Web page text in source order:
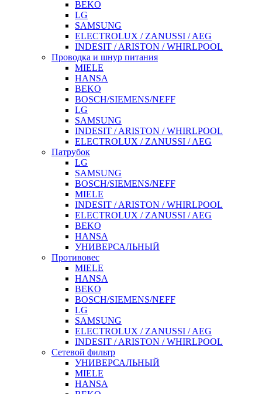
BEKO
LG
SAMSUNG
ELECTROLUX / ZANUSSI / AEG
INDESIT / ARISTON / WHIRLPOOL
Проводка и шнур питания
MIELE
HANSA
BEKO
BOSCH/SIEMENS/NEFF
LG
SAMSUNG
INDESIT / ARISTON / WHIRLPOOL
ELECTROLUX / ZANUSSI / AEG
Патрубок
LG
SAMSUNG
BOSCH/SIEMENS/NEFF
MIELE
INDESIT / ARISTON / WHIRLPOOL
ELECTROLUX / ZANUSSI / AEG
BEKO
HANSA
УНИВЕРСАЛЬНЫЙ
Противовес
MIELE
HANSA
BEKO
BOSCH/SIEMENS/NEFF
LG
SAMSUNG
ELECTROLUX / ZANUSSI / AEG
INDESIT / ARISTON / WHIRLPOOL
Сетевой фильтр
УНИВЕРСАЛЬНЫЙ
MIELE
HANSA